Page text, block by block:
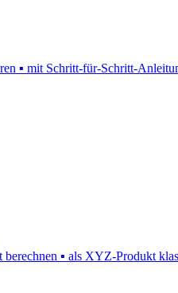
▪ mit Schritt-für-Schritt-
▪ als XYZ-Produkt